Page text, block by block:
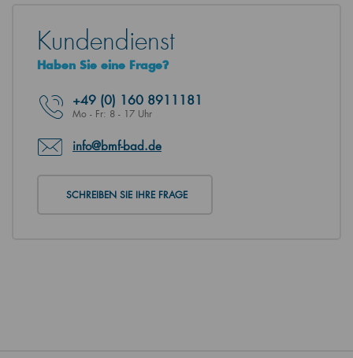
Kundendienst
Haben Sie eine Frage?
+49 (0) 160 8911181
Mo - Fr: 8 - 17 Uhr
info@bmf-bad.de
SCHREIBEN SIE IHRE FRAGE